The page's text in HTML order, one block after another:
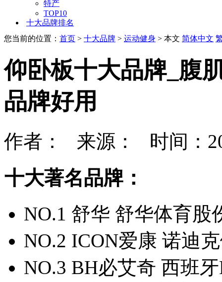
特产
TOP10
十大品牌排名
您当前的位置： 首页 > 十大品牌 > 运动健身 > 本文 简体中文
仰卧板十大品牌_腹
品牌好用
作者： 来源： 时间：
十大著名品牌：
NO.1 舒华 舒华体育股
NO.2 ICON爱康 诺迪
NO.3 BH必艾奇 西班